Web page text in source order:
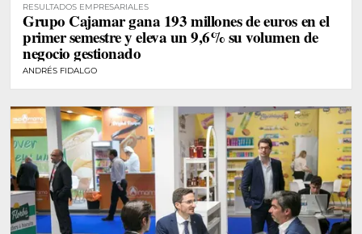
RESULTADOS EMPRESARIALES
Grupo Cajamar gana 193 millones de euros en el
primer semestre y eleva un 9,6% su volumen de
negocio gestionado
ANDRÉS FIDALGO